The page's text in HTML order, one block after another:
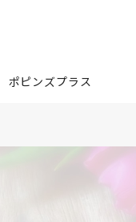
ポピンズプラス